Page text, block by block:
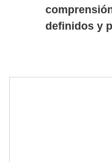
definidos y